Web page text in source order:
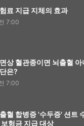
료 지급 지체의 효과
7:00
상 혈관종이면 뇌출혈
은?
7:00
혈 합병증 '수두증' 션트
보험금 지급 대상